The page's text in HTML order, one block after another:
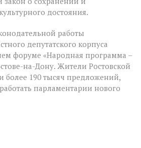
достояния.
работы
депутатского корпуса
форуме «Народная программа –
на-Дону. Жители Ростовской
более 190 тысяч предложений,
парламентарии нового